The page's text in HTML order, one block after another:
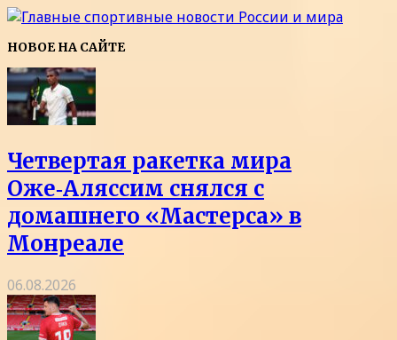
НОВОЕ НА САЙТЕ
Четвертая ракетка мира
Оже‑Аляссим снялся с
домашнего «Мастерса» в
Монреале
06.08.2026